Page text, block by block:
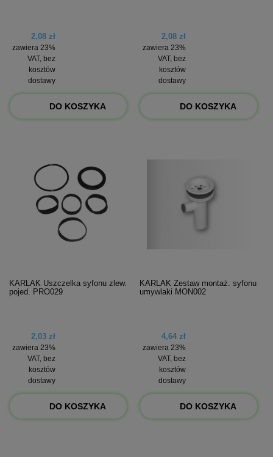
2,08 zł
zawiera 23%
VAT, bez
kosztów
dostawy
DO KOSZYKA
2,08 zł
zawiera 23%
VAT, bez
kosztów
dostawy
DO KOSZYKA
KARLAK Uszczelka syfonu zlew.
pojed. PRO029
2,03 zł
zawiera 23%
VAT, bez
kosztów
dostawy
DO KOSZYKA
KARLAK Zestaw montaż. syfonu
umywlaki MON002
4,64 zł
zawiera 23%
VAT, bez
kosztów
dostawy
DO KOSZYKA